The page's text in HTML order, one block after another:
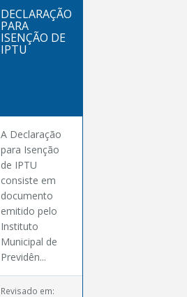
DECLARAÇÃO
PARA
ISENÇÃO DE
IPTU
A Declaração
para Isenção
de IPTU
consiste em
documento
emitido pelo
Instituto
Municipal de
Previdên...
Revisado em: